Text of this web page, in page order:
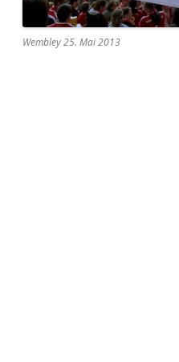
Wembley 25. Mai 2013